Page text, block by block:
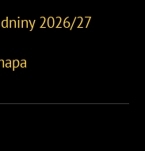
2026/27